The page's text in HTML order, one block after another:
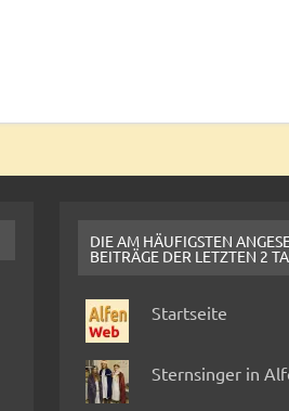
DIE AM HÄUFIGSTEN
BEITRÄGE DER LETZTEN 2
Startseite
Sternsinger in